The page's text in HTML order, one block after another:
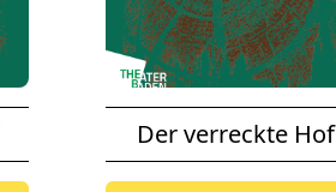
Der verreckte Hof